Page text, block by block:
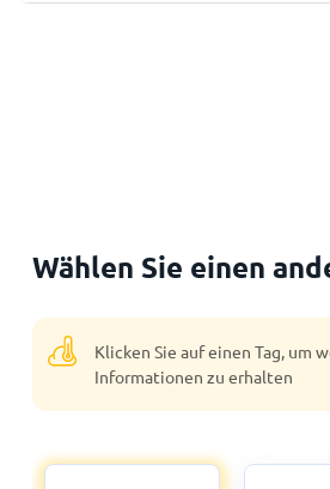
Wählen Sie einen
Klicken Sie auf einen Tag, um
Informationen zu erhalten